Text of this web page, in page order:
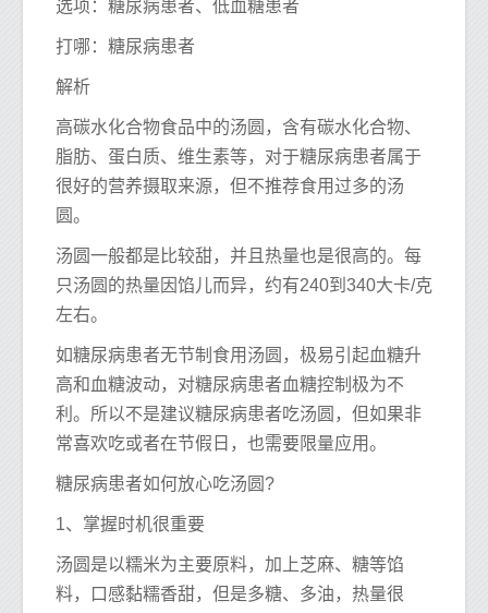
选项：糖尿病患者、低血糖患者
打哪：糖尿病患者
解析
高碳水化合物食品中的汤圆，含有碳水化合物、
脂肪、蛋白质、维生素等，对于糖尿病患者属于
很好的营养摄取来源，但不推荐食用过多的汤
圆。
汤圆一般都是比较甜，并且热量也是很高的。每
只汤圆的热量因馅儿而异，约有240到340大卡/克
左右。
如糖尿病患者无节制食用汤圆，极易引起血糖升
高和血糖波动，对糖尿病患者血糖控制极为不
利。所以不是建议糖尿病患者吃汤圆，但如果非
常喜欢吃或者在节假日，也需要限量应用。
糖尿病患者如何放心吃汤圆?
1、掌握时机很重要
汤圆是以糯米为主要原料，加上芝麻、糖等馅
料，口感黏糯香甜，但是多糖、多油，热量很